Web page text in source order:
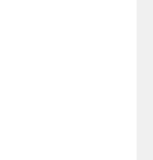
min pour
à 800 m de
et 3 km de la
/ain taya....
( Palais des